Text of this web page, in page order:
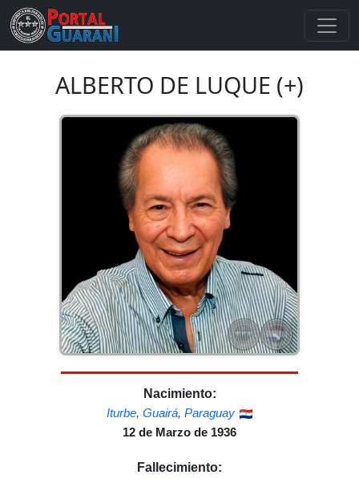
ALBERTO DE LUQUE (+)
Nacimiento:
Iturbe, Guairá, Paraguay
12 de Marzo de 1936
Fallecimiento: